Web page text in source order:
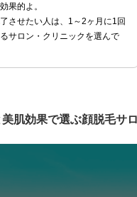
果的よ。
させたい人は、1～2ヶ月に1回
サロン・クリニックを選んで
肌効果で選ぶ顔脱毛サ